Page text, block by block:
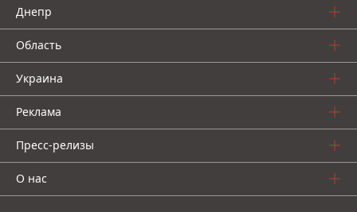
Днепр
Область
Украина
Реклама
Пресс-релизы
О нас